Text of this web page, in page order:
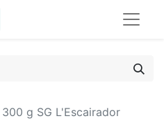
g SG L'Escairador